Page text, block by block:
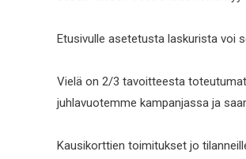
Etusivulle asetetusta laskurista voi
Vielä on 2/3 tavoitteesta
juhlavuotemme kampanjassa ja
Kausikorttien toimitukset jo